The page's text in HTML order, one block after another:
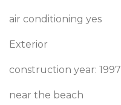
air conditioning yes
Exterior
construction year: 1997
near the beach